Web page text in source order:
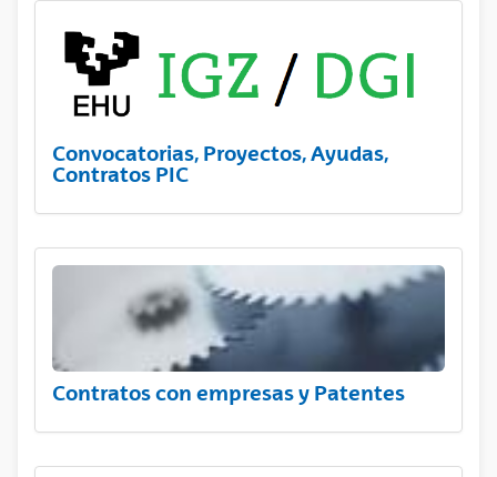
Convocatorias, Proyectos, Ayudas,
Contratos PIC
Contratos con empresas y Patentes